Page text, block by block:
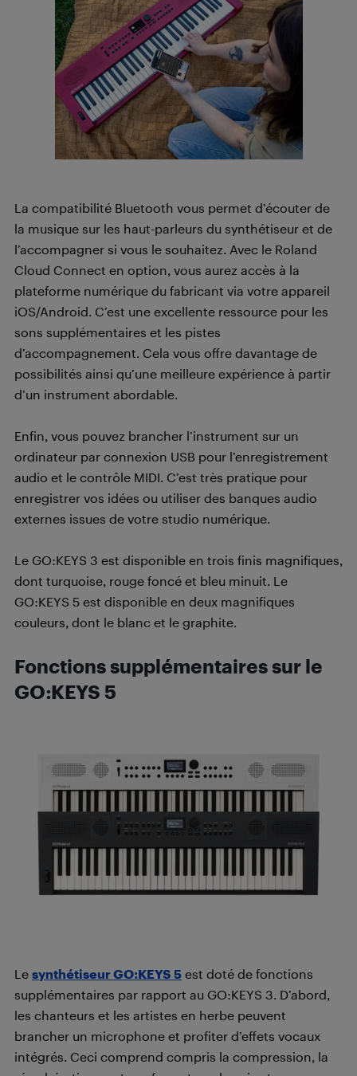
La compatibilité Bluetooth vous permet d’écouter de
la musique sur les haut-parleurs du synthétiseur et de
l’accompagner si vous le souhaitez. Avec le Roland
Cloud Connect en option, vous aurez accès à la
plateforme numérique du fabricant via votre appareil
iOS/Android. C’est une excellente ressource pour les
sons supplémentaires et les pistes
d’accompagnement. Cela vous offre davantage de
possibilités ainsi qu’une meilleure expérience à partir
d’un instrument abordable.
Enfin, vous pouvez brancher l’instrument sur un
ordinateur par connexion USB pour l’enregistrement
audio et le contrôle MIDI. C’est très pratique pour
enregistrer vos idées ou utiliser des banques audio
externes issues de votre studio numérique.
Le GO:KEYS 3 est disponible en trois finis magnifiques,
dont turquoise, rouge foncé et bleu minuit. Le
GO:KEYS 5 est disponible en deux magnifiques
couleurs, dont le blanc et le graphite.
Fonctions supplémentaires sur le
GO:KEYS 5
Le synthétiseur GO:KEYS 5 est doté de fonctions
supplémentaires par rapport au GO:KEYS 3. D’abord,
les chanteurs et les artistes en herbe peuvent
brancher un microphone et profiter d’effets vocaux
intégrés. Ceci comprend compris la compression, la